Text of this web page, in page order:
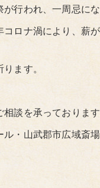
行われ、一周忌に
ロナ渦により、薪
ます。
談を承っております
・山武郡市広域斎